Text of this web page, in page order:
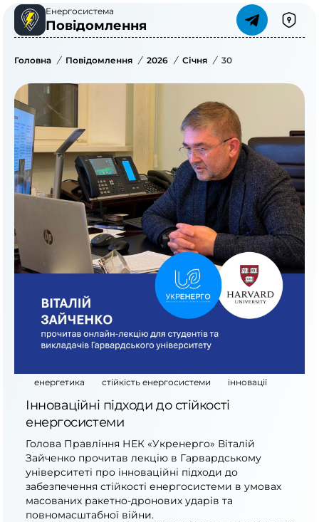
Енергосистема
Повідомлення
Головна / Повідомлення / 2026 / Січня / 30
енергетика стійкість енергосистеми інновації
Інноваційні підходи до стійкості
енергосистеми
Голова Правління НЕК «Укренерго» Віталій
Зайченко прочитав лекцію в Гарвардському
університеті про інноваційні підходи до
забезпечення стійкості енергосистеми в умовах
масованих ракетно-дронових ударів та
повномасштабної війни.